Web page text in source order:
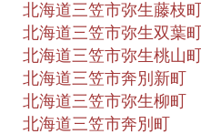
北海道三笠市弥生藤枝
北海道三笠市弥生双葉
北海道三笠市弥生桃山
北海道三笠市奔別新町
北海道三笠市弥生柳町
北海道三笠市奔別町